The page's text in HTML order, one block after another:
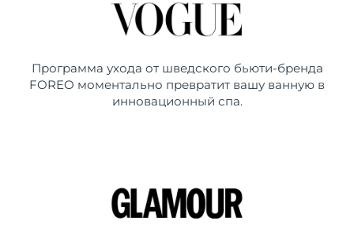
Программа ухода от шведского бьюти-бренда
FOREO моментально превратит вашу ванную в
инновационный спа.